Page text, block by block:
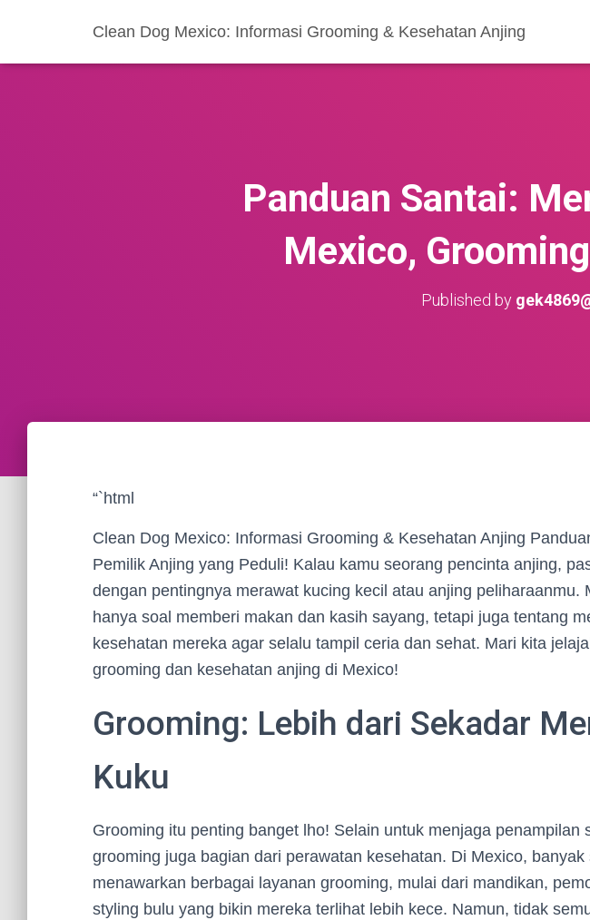
Clean Dog Mexico: Informasi Grooming & Kesehatan Anjing
Panduan Santai:
Mexico,
Published by
“`html
Clean Dog Mexico: Informasi Grooming & Kesehatan Anjing
Pemilik Anjing yang Peduli! Kalau kamu seorang pencinta anjing,
dengan pentingnya merawat kucing kecil atau anjing peliharaanmu.
hanya soal memberi makan dan kasih sayang, tetapi juga tentang
kesehatan mereka agar selalu tampil ceria dan sehat. Mari kita
grooming dan kesehatan anjing di Mexico!
Grooming: Lebih dari Sekadar
Kuku
Grooming itu penting banget lho! Selain untuk menjaga penampilan
grooming juga bagian dari perawatan kesehatan. Di Mexico, banyak
menawarkan berbagai layanan grooming, mulai dari mandikan,
styling bulu yang bikin mereka terlihat lebih kece. Namun, tidak